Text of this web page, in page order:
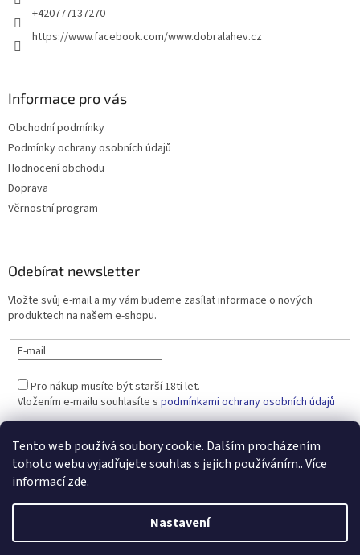
Tento web používá soubory cookie. Dalším procházením
tohoto webu vyjadřujete souhlas s jejich používáním.. Více
informacízde.
Nastavení
+420777137270
https://www.facebook.com/www.dobralahev.cz
Informace pro vás
Obchodní podmínky
Podmínky ochrany osobních údajů
Hodnocení obchodu
Doprava
Věrnostní program
Odebírat newsletter
Vložte svůj e-mail a my vám budeme zasílat informace o nových
produktech na našem e-shopu.
E-mail
Pro nákup musíte být starší 18ti let.
Vložením e-mailu souhlasíte s podmínkami ochrany osobních údajů
PŘIHLÁSIT SE